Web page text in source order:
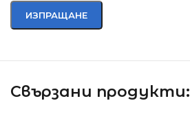
Свързани продукти: